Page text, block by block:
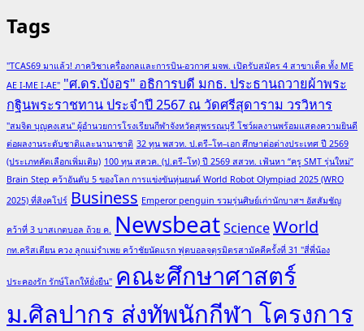
Tags
"TCAS69 มาแล้ว! ภาควิชาเครื่องกลและการบิน-อวกาศ มจพ. เปิดรับสมัคร 4 สาขาเด็ด ทั้ง ME
AE I-ME I-AE" "ศ.ดร.บังอร" อธิการบดี มกธ. ประธานถวายผ้าพระ
กฐินพระราชทาน ประจำปี 2567 ณ วัดศรีสุดาราม วรวิหาร
"สมจิต บุญคงเสน" ผู้อำนวยการโรงเรียนกีฬาจังหวัดสุพรรณบุรี โชว์ผลงานพร้อมแสดงความยินดี
ต่อผลงานระดับชาติและนานาชาติ 32 ทุน พสวท. ป.ตรี–โท–เอก ศึกษาต่อต่างประเทศ ปี 2569
(ประเภทคัดเลือกเพิ่มเติม) 100 ทุน สควค. (ป.ตรี–โท) ปี 2569 สสวท. เฟ้นหา “ครู SMT รุ่นใหม่”
Brain Step คว้าอันดับ 5 ของโลก การแข่งขันหุ่นยนต์ World Robot Olympiad 2025 (WRO
2025) ที่สิงคโปร์ Business Emperor penguin รวมรุ่นศิษย์เก่านักบาสฯ อัสสัมชัญ
คว้าที่ 3 บาสเกตบอล ถ้วย ค. NewsbeatScienceWorld
กท.คริสเตียน ควง ลูกแม่รำเพย คว้าชัยนัดแรก ฟุตบอลจตุรมิตรสามัคคีครั้งที่ 31 "สี่พี่น้อง
ประคองรัก รักษ์โลกให้ยั่งยืน" คณะศึกษาศาสตร์
ม.ศิลปากร ส่งทัพนักกีฬา โครงการ